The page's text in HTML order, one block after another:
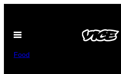
content
Open
Food